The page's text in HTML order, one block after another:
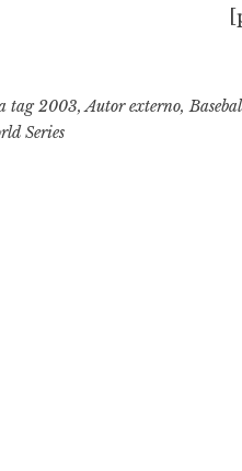
tag2003,Autor externo,
Series